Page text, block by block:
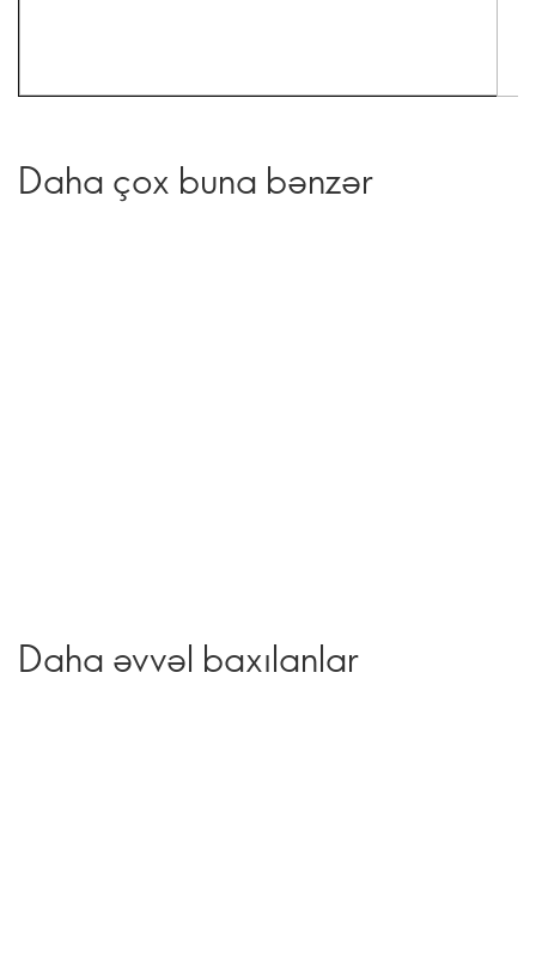
Daha çox buna bənzər
Daha əvvəl baxılanlar